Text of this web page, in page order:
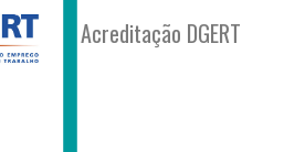
Acreditação DGERT